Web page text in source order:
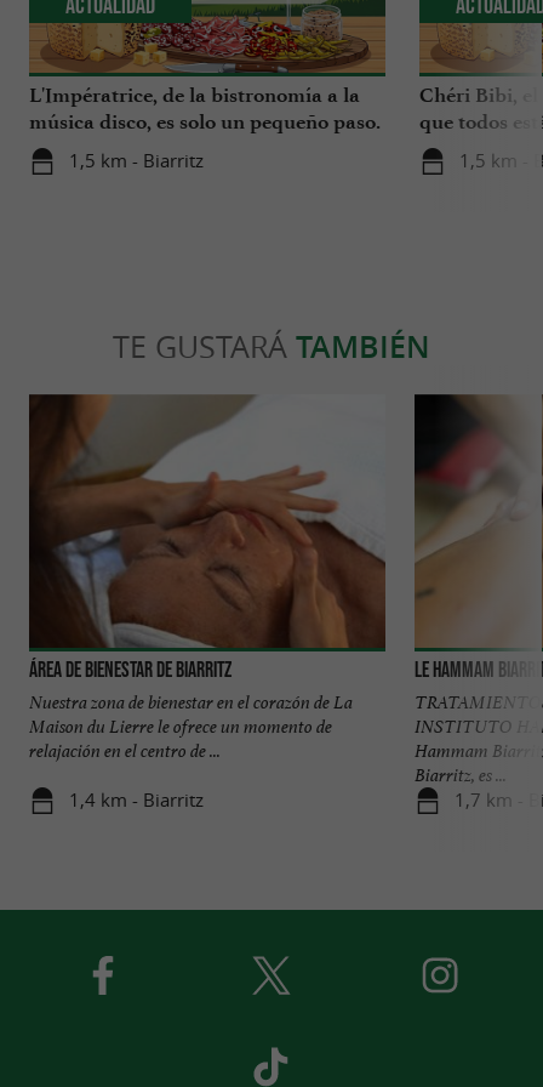
L'Impératrice, de la bistronomía a la
música disco, es solo un pequeño paso.
1,5 km - Biarritz
Actualidad
Chéri Bibi,
que todos
1,5 km -
TE GUSTARÁ TAMBIÉN
Área de bienestar de Biarritz
Nuestra zona de bienestar en el corazón de La
Maison du Lierre le ofrece un momento de
relajación en el centro de ...
1,4 km - Biarritz
Le Hammam
INSTITUTO
Hammam
Biarritz, es ...
1,7 km -